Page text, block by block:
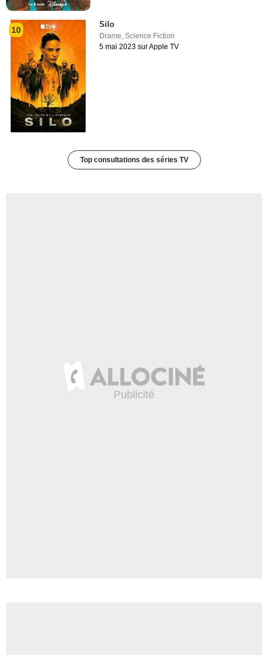
10
Silo
Drame,Science Fiction
5 mai 2023 sur Apple TV
Top consultations des séries TV